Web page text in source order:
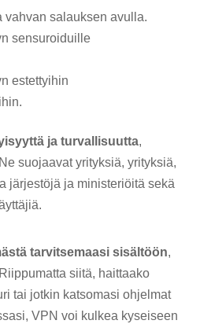
vahvan salauksen avulla.
sensuroiduille
estettyihin
ja turvallisuutta,
suojaavat yrityksiä, yrityksiä,
järjestöjä ja ministeriöitä sekä
tarvitsemaasi sisältöön,
siitä, haittaako
tai jotkin katsomasi ohjelmat
VPN voi kulkea kyseiseen